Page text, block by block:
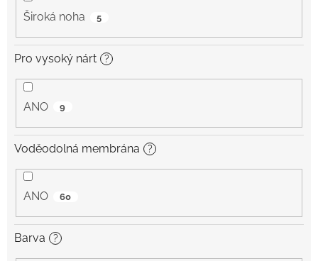
Široká noha 5
Pro vysoký nárt ?
ANO 9
Voděodolná membrána ?
ANO 60
Barva ?